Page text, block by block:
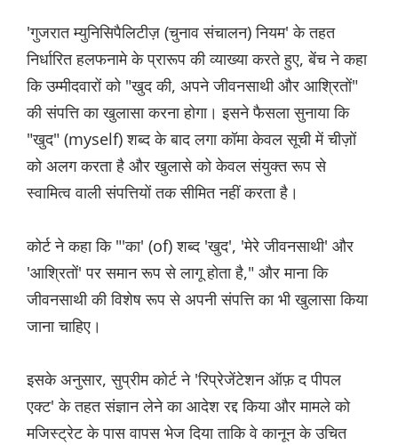
'गुजरात म्युनिसिपैलिटीज़ (चुनाव संचालन) नियम' के तहत
निर्धारित हलफनामे के प्रारूप की व्याख्या करते हुए, बेंच ने कहा
कि उम्मीदवारों को "खुद की, अपने जीवनसाथी और आश्रितों"
की संपत्ति का खुलासा करना होगा। इसने फैसला सुनाया कि
"खुद" (myself) शब्द के बाद लगा कॉमा केवल सूची में चीज़ों
को अलग करता है और खुलासे को केवल संयुक्त रूप से
स्वामित्व वाली संपत्तियों तक सीमित नहीं करता है।
कोर्ट ने कहा कि "'का' (of) शब्द 'खुद', 'मेरे जीवनसाथी' और
'आश्रितों' पर समान रूप से लागू होता है," और माना कि
जीवनसाथी की विशेष रूप से अपनी संपत्ति का भी खुलासा किया
जाना चाहिए।
इसके अनुसार, सुप्रीम कोर्ट ने 'रिप्रेजेंटेशन ऑफ़ द पीपल
एक्ट' के तहत संज्ञान लेने का आदेश रद्द किया और मामले को
मजिस्ट्रेट के पास वापस भेज दिया ताकि वे कानून के उचित